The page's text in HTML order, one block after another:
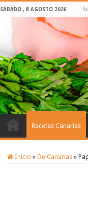
SÁBADO , 8 AGOSTO 2026
Recetas Canarias
Inicio » De Canarias »